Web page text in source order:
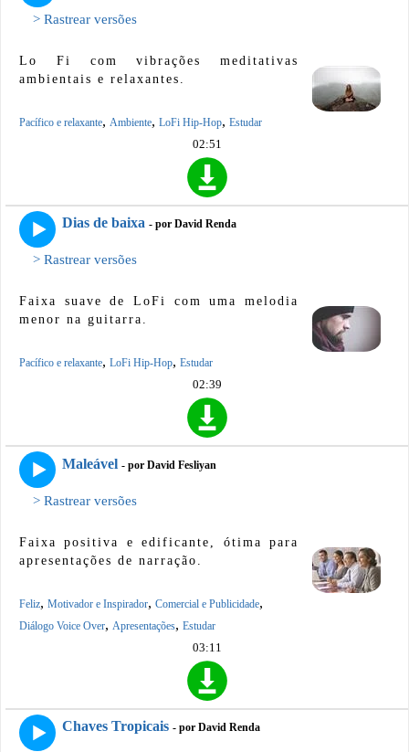
> Rastrear versões
Lo Fi com vibrações meditativas
ambientais e relaxantes.
Pacífico e relaxante, Ambiente, LoFi Hip-Hop, Estudar
02:51
Dias de baixa - por David Renda
> Rastrear versões
Faixa suave de LoFi com uma melodia
menor na guitarra.
Pacífico e relaxante, LoFi Hip-Hop, Estudar
02:39
Maleável - por David Fesliyan
> Rastrear versões
Faixa positiva e edificante, ótima para
apresentações de narração.
Feliz, Motivador e Inspirador, Comercial e Publicidade,
Diálogo Voice Over, Apresentações, Estudar
03:11
Chaves Tropicais - por David Renda